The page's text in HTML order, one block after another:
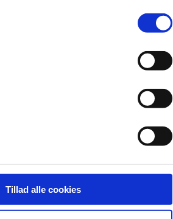
Tillad alle cookies
med interesse for musik og kunst